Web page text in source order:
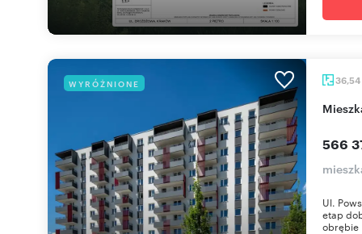
WYRÓŻNIONE 36,54
566
Ul.
etap
obrębie